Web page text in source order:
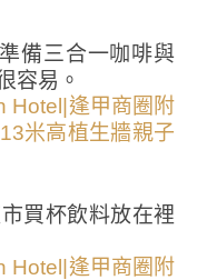
備三合一咖啡與
容易。
買杯飲料放在裡